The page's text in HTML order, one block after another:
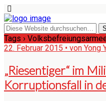
Tags ›
22. Februar 2015 • von Yong
„Riesentiger“ im
Korruptionsfall in